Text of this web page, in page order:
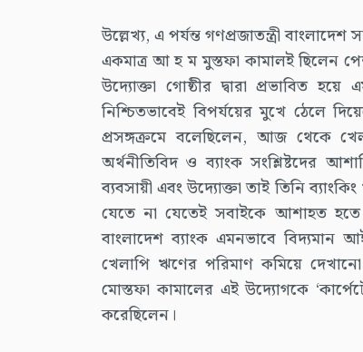
উল্লেখ্য, এ পর্যন্ত গণপ্রজাতন্ত্রী
একমাত্র আ হ ম মুস্তফা কামালই ছিলেন
উদ্যোক্তা গোষ্ঠীর দ্বারা প্রভাবিত
নিশ্চিতভাবেই বিপর্যয়ের মুখে ঠেলে
প্রসঙ্গক্রমে বলেছিলেন, আজ থেকে
অর্থনীতিবিদ ও ব্যাংক সংশ্লিষ্টদের
ব্যবসায়ী এবং উদ্যোক্তা তাই তিনি
যেতে না যেতেই সবাইকে আশাহত হতে
বাংলাদেশ ব্যাংক এমনভাবে
খেলাপি ঋণের পরিমাণ কমিয়ে
মোস্তফা কামালের এই উদ্যোগকে
করেছিলেন।